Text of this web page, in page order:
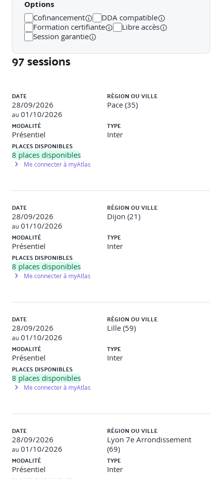
Jour 2
Matin : Distinguer les différentes plateformes
blockchain
Exploration détaillée de Bitcoin, Ethereum, et d'autres
plateformes émergentes.
Comparaison de leurs architectures et algorithmes de
consensus.
Analyse de cas d'utilisation spécifique pour chaque
Après-midi : Explorer les techniques
cryptographiques complexes utilisées dans la
blockchain
Module 4 : Techniques Cryptographiques Avancées
(3h30)
Détails sur la signature numérique et les preuves à
confidentialité (ex. Lightning Network).
Atelier pratique sur l'application de ces techniques.
Jour 3
Matin : Comprendre et mettre en œuvre la gestion
Publiques (3h30)
Infrastructure à clé publique (PKI) et gestion des certificats
numériques.
Options
Cofinancement
DDA compatible
Formation certifiante
Libre accès
Session garantie
97 sessions
DATE
28/09/2026
au 01/10/2026
RÉGION OU VILLE
Pace (35)
MODALITÉ
Présentiel
TYPE
Inter
PLACES DISPONIBLES
8 places disponibles
Me connecter à myAtlas
DATE
28/09/2026
au 01/10/2026
RÉGION OU VILLE
Dijon (21)
MODALITÉ
Présentiel
TYPE
Inter
PLACES DISPONIBLES
8 places disponibles
Me connecter à myAtlas
DATE
28/09/2026
au 01/10/2026
RÉGION OU VILLE
Lille (59)
MODALITÉ
Présentiel
TYPE
Inter
PLACES DISPONIBLES
8 places disponibles
Me connecter à myAtlas
DATE
28/09/2026
au 01/10/2026
RÉGION OU VILLE
Lyon 7e Arrondissement
(69)
MODALITÉ
Présentiel
TYPE
Inter